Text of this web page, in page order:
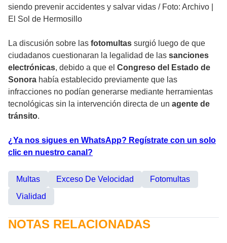
siendo prevenir accidentes y salvar vidas / Foto: Archivo |
El Sol de Hermosillo
La discusión sobre las fotomultas surgió luego de que
ciudadanos cuestionaran la legalidad de las sanciones
electrónicas, debido a que el Congreso del Estado de
Sonora había establecido previamente que las
infracciones no podían generarse mediante herramientas
tecnológicas sin la intervención directa de un agente de
tránsito.
¿Ya nos sigues en WhatsApp? Regístrate con un solo
clic en nuestro canal?
Multas Exceso De Velocidad
Fotomultas
Vialidad
NOTAS RELACIONADAS